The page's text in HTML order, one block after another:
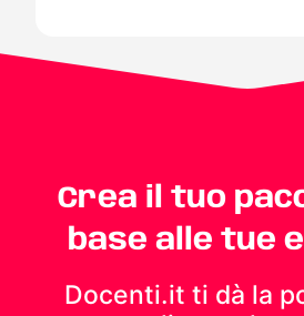
Crea il tuo
base alle tue
Docenti.it ti dà la